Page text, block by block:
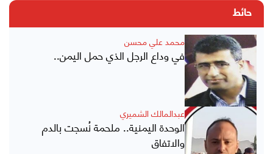
حائط
محمد علي محسن
في وداع الرجل الذي حمل اليمن..
عبدالمالك الشميري
الوحدة اليمنية.. ملحمة نُسجت بالدم
والاتفاق